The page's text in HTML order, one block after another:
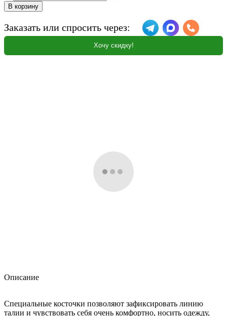
В корзину
Заказать или спросить через:
Хочу скидку!
Описание
Специальные косточки позволяют зафиксировать линию
талии и чувствовать себя очень комфортно, носить одежду,